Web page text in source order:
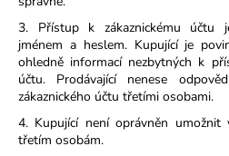
3. Přístup k zákaznickému účtu
jménem a heslem. Kupující je
ohledně informací nezbytných k
účtu. Prodávající nenese
zákaznického účtu třetími osobami.
4. Kupující není oprávněn umožnit
třetím osobám.